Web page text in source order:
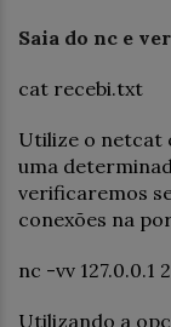
Saia do nc e
cat recebi.txt
Utilize o netcat
uma
verificaremos
conexões na
nc -vv 127.0.0.1
Utilizando a